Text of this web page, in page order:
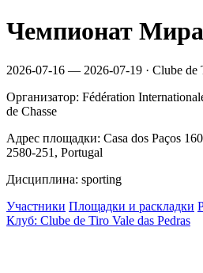
Чемпионат Мира
2026-07-16 — 2026-07-19 · Clube de
Организатор: Fédération
de Chasse
Адрес площадки: Casa dos Paços
2580-251, Portugal
Дисциплина: sporting
Участники Площадки и раскладки
Клуб: Clube de Tiro Vale das Pedras